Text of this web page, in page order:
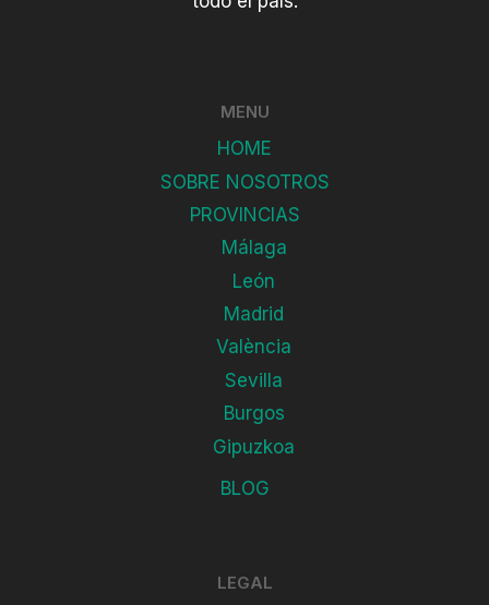
MENU
HOME
SOBRE NOSOTROS
PROVINCIAS
Málaga
León
Madrid
València
Sevilla
Burgos
Gipuzkoa
BLOG
LEGAL